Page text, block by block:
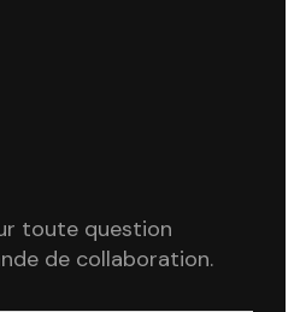
toute question
de collaboration.